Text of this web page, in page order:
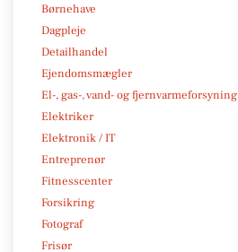
Børnehave
Dagpleje
Detailhandel
Ejendomsmægler
El-, gas-, vand- og fjernvarmeforsyning
Elektriker
Elektronik / IT
Entreprenør
Fitnesscenter
Forsikring
Fotograf
Frisør